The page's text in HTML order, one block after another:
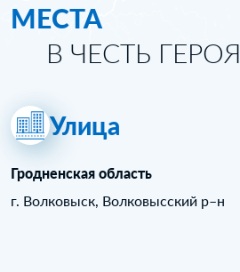
МЕСТА
В ЧЕСТЬ ГЕРОЯ
Улица
Гродненская область
г. Волковыск, Волковысский р–н